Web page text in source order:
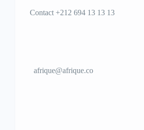
Contact +212 694 13 13 13
afrique@afrique.co